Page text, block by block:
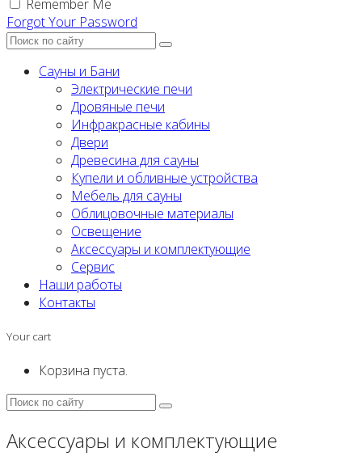
Remember Me
Forgot Your Password
Сауны и Бани
Электрические печи
Дровяные печи
Инфракрасные кабины
Двери
Древесина для сауны
Купели и обливные устройства
Мебель для сауны
Облицовочные материалы
Освещение
Аксессуары и комплектующие
Сервис
Наши работы
Контакты
Your cart
Корзина пуста.
Аксессуары и комплектующие